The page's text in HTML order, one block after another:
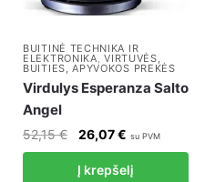
BUITINĖ TECHNIKA IR
ELEKTRONIKA ,VIRTUVĖS,
BUITIES, APYVOKOS PREKĖS
Virdulys Esperanza Salto
Angel
52,15€
Original
price
was:
26,07€ Current
price
is:
su PVM
Į krepšelį